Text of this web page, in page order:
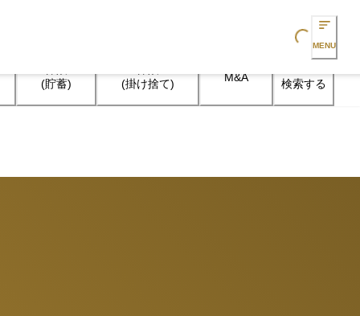
Loading...
MENU
(貯蓄)
(掛け捨て)
M&A 検索する